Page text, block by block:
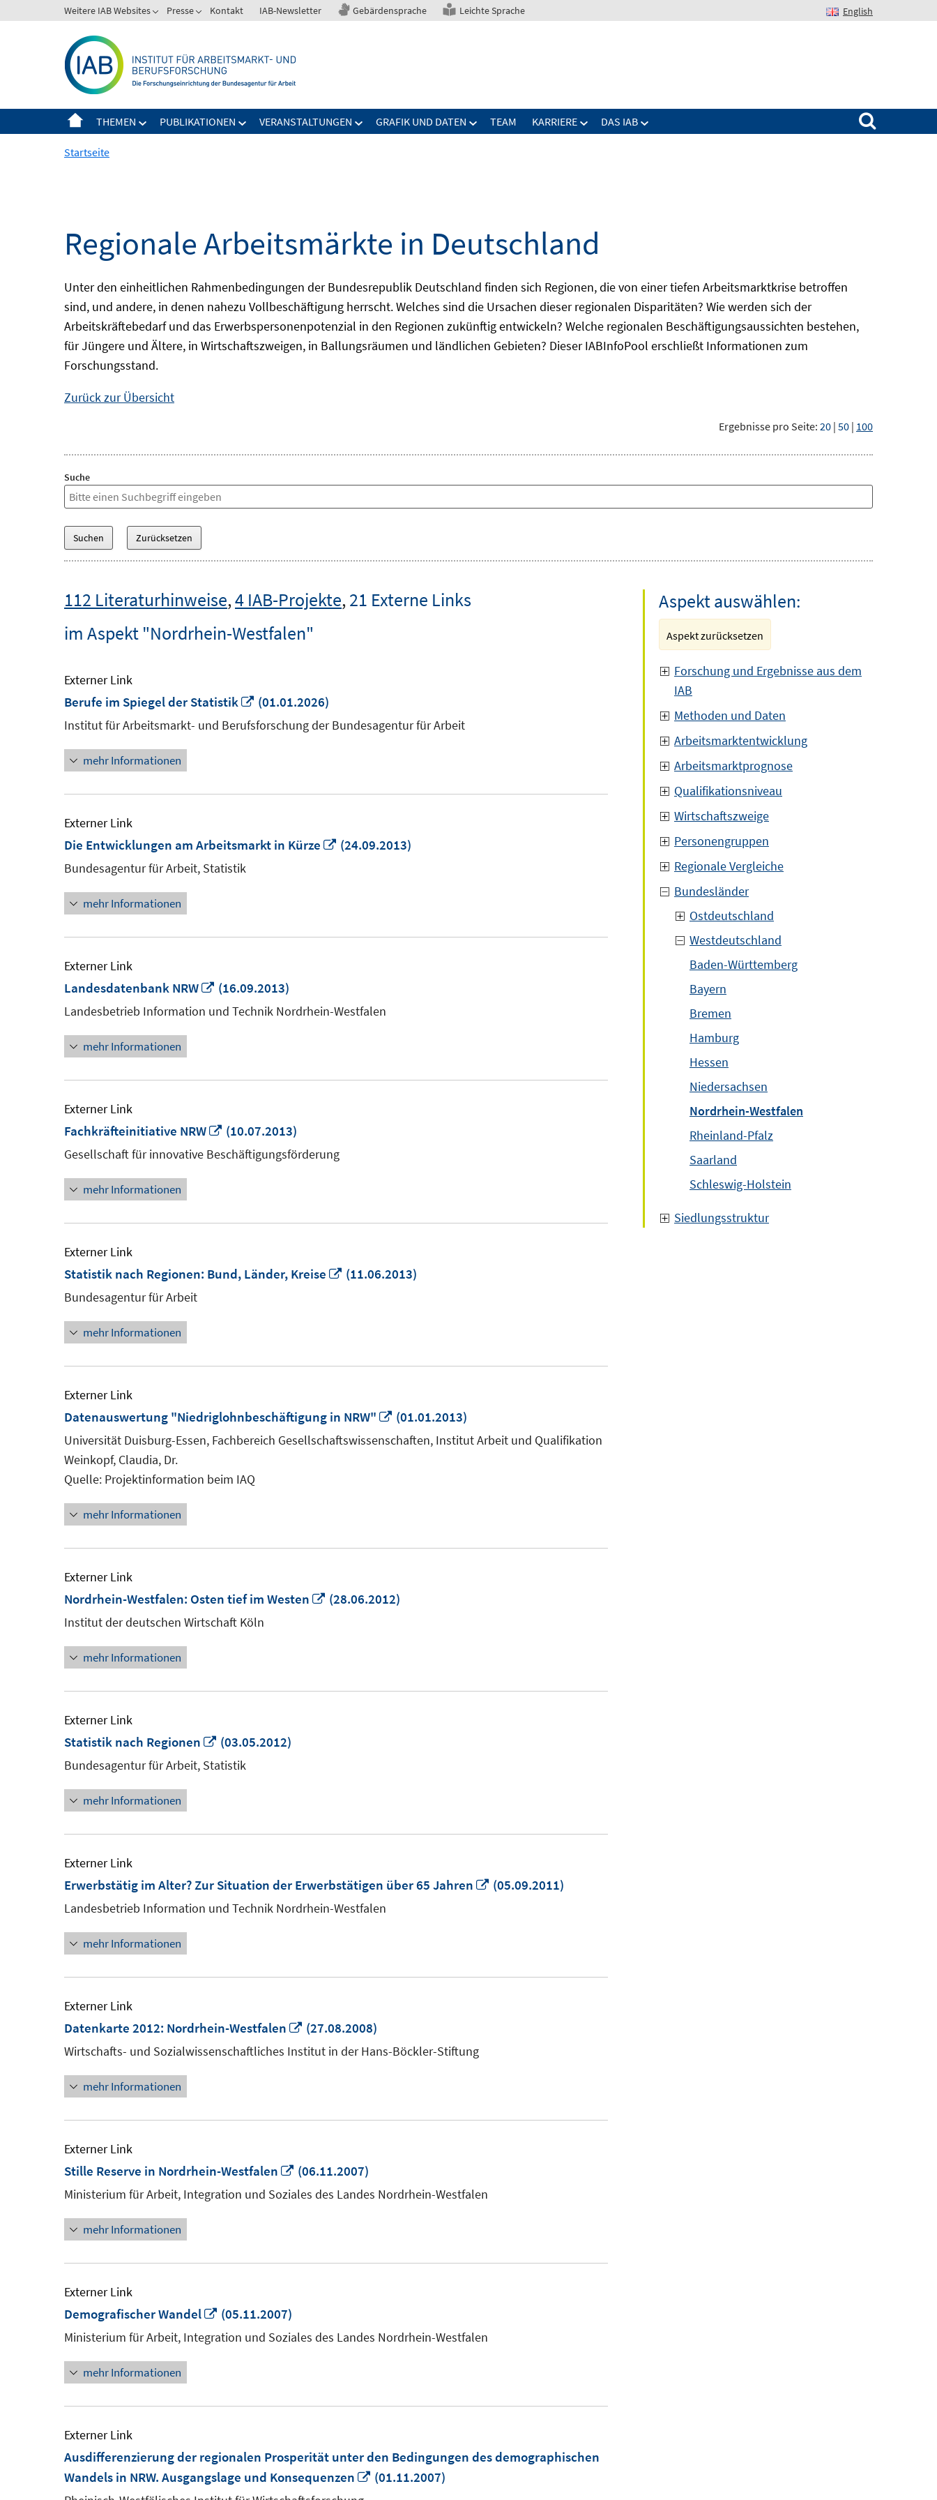
zum
Weitere IAB Websites Presse Kontakt IAB-Newsletter Gebärdensprache Leichte Sprache English
THEMEN PUBLIKATIONEN VERANSTALTUNGEN GRAFIK UND DATEN TEAM KARRIERE DAS IAB
Suchen nach:
Startseite
Regionale Arbeitsmärkte in Deutschland
Unter den einheitlichen Rahmenbedingungen der Bundesrepublik Deutschland finden sich Regionen, die von einer tiefen Arbeitsmarktkrise betroffen
sind, und andere, in denen nahezu Vollbeschäftigung herrscht. Welches sind die Ursachen dieser regionalen Disparitäten? Wie werden sich der
Arbeitskräftebedarf und das Erwerbspersonenpotenzial in den Regionen zukünftig entwickeln? Welche regionalen Beschäftigungsaussichten bestehen,
für Jüngere und Ältere, in Wirtschaftszweigen, in Ballungsräumen und ländlichen Gebieten? DieserIABInfoPool erschließt Informationen zum
Forschungsstand.
Zurück zur Übersicht
Ergebnisse pro Seite: 20 | 50 | 100
Suche
112 Literaturhinweise,4 IAB-Projekte,21 Externe Links
im Aspekt "Nordrhein-Westfalen"
Externer Link
Berufe im Spiegel der Statistik
In
neuem
(01.01.2026)
Institut für Arbeitsmarkt- und Berufsforschung der Bundesagentur für Arbeit
mehr Informationen
Externer Link
Die Entwicklungen am Arbeitsmarkt in Kürze
In
(24.09.2013)
Bundesagentur für Arbeit, Statistik
mehr Informationen
Externer Link
Landesdatenbank NRW
In
neuem
(16.09.2013)
Landesbetrieb Information und Technik Nordrhein-Westfalen
mehr Informationen
Externer Link
Fachkräfteinitiative NRW
In
neuem
(10.07.2013)
Gesellschaft für innovative Beschäftigungsförderung
mehr Informationen
Externer Link
Statistik nach Regionen: Bund, Länder, Kreise
In
(11.06.2013)
Bundesagentur für Arbeit
mehr Informationen
Externer Link
Datenauswertung "Niedriglohnbeschäftigung in NRW"
In
neuem
(01.01.2013)
Universität Duisburg-Essen, Fachbereich Gesellschaftswissenschaften, Institut Arbeit und Qualifikation
Weinkopf, Claudia, Dr.
Quelle: Projektinformation beim IAQ
mehr Informationen
Externer Link
Nordrhein-Westfalen: Osten tief im Westen
In
(28.06.2012)
Institut der deutschen Wirtschaft Köln
mehr Informationen
Externer Link
Statistik nach Regionen
In
neuem
(03.05.2012)
Bundesagentur für Arbeit, Statistik
mehr Informationen
Externer Link
Erwerbstätig im Alter? Zur Situation der Erwerbstätigen über 65 Jahren
In
(05.09.2011)
Landesbetrieb Information und Technik Nordrhein-Westfalen
mehr Informationen
Externer Link
Datenkarte 2012: Nordrhein-Westfalen
In
neuem
(27.08.2008)
Wirtschafts- und Sozialwissenschaftliches Institut in der Hans-Böckler-Stiftung
mehr Informationen
Externer Link
Stille Reserve in Nordrhein-Westfalen
In
neuem
(06.11.2007)
Ministerium für Arbeit, Integration und Soziales des Landes Nordrhein-Westfalen
mehr Informationen
Externer Link
Demografischer Wandel
In
neuem
(05.11.2007)
Ministerium für Arbeit, Integration und Soziales des Landes Nordrhein-Westfalen
mehr Informationen
Externer Link
Ausdifferenzierung der regionalen Prosperität unter den Bedingungen des demographischen
Wandels in NRW. Ausgangslage und Konsequenzen
In
(01.11.2007)
Aspekt auswählen:
Aspekt zurücksetzen
Forschung und Ergebnisse aus dem
IAB
Methoden und Daten
Arbeitsmarktentwicklung
Arbeitsmarktprognose
Qualifikationsniveau
Wirtschaftszweige
Personengruppen
Regionale Vergleiche
Bundesländer
Ostdeutschland
Westdeutschland
Baden-Württemberg
Bayern
Bremen
Hamburg
Hessen
Niedersachsen
Nordrhein-Westfalen
Rheinland-Pfalz
Saarland
Schleswig-Holstein
Siedlungsstruktur